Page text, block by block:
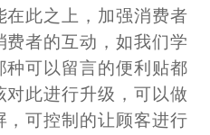
此之上，加强消费者
费者的互动，如我们学
可以留言的便利贴都
此进行升级，可以做
，可控制的让顾客进行